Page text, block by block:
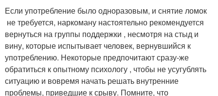
Если употребление было одноразовым, и снятие ломок
не требуется, наркоману настоятельно рекомендуется
вернуться на группы поддержки , несмотря на стыд и
вину, которые испытывает человек, вернувшийся к
употреблению. Некоторые предпочитают сразу-же
обратиться к опытному психологу , чтобы не усугублять
ситуацию и вовремя начать решать внутренние
проблемы, приведшие к срыву. Помните, что